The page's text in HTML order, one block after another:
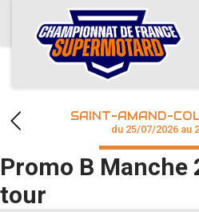
ACCUEIL
ACTUS
CALENDRIER
CHAMPIONNAT
RÉSULTATS
PHOTOS / WEB TV
SAINT-AMAND-
du 25/07/2026 au
Promo B Manche
tour